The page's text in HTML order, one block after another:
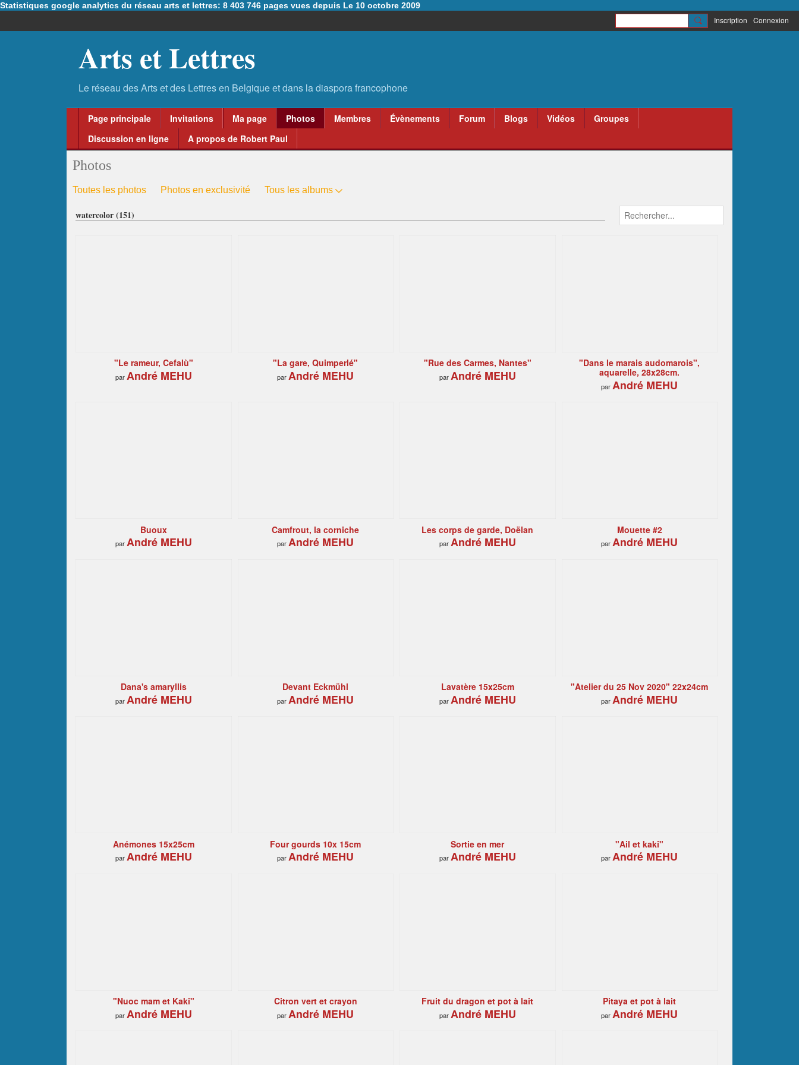
Statistiques google analytics du réseau arts et lettres: 8 403 746 pages vues depuis Le 10 octobre 2009
Inscription Connexion
Arts et Lettres
Page principale Invitations Ma page Photos Membres Évènements Forum Blogs Vidéos
Groupes
Discussion en ligne
A propos de Robert Paul
Photos
Toutes les photos Photos en exclusivité Tous les albums
watercolor (151)
"Le rameur, Cefalù"
parAndré MEHU
"La gare, Quimperlé"
par André MEHU
"Rue des Carmes, Nantes"
parAndré MEHU
"Dans le marais audomarois",
aquarelle, 28x28cm.
par André MEHU
Buoux
parAndré MEHU
Camfrout, la corniche
parAndré MEHU
Les corps de garde, Doëlan
parAndré MEHU
Mouette #2
parAndré MEHU
Dana's amaryllis
parAndré MEHU
Devant Eckmühl
par André MEHU
Lavatère 15x25cm
parAndré MEHU
"Atelier du 25 Nov 2020" 22x24cm
par André MEHU
Anémones 15x25cm
parAndré MEHU
Four gourds 10x 15cm
parAndré MEHU
Sortie en mer
parAndré MEHU
"Ail et kaki"
parAndré MEHU
"Nuoc mam et Kaki"
parAndré MEHU
Citron vert et crayon
par André MEHU
Fruit du dragon et pot à lait
parAndré MEHU
Pitaya et pot à lait
par André MEHU